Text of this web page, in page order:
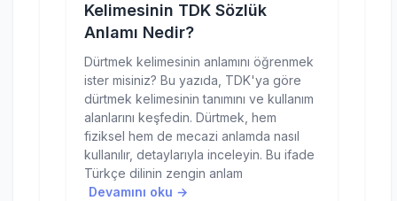
Kelimesinin TDK Sözlük
Anlamı Nedir?
Dürtmek kelimesinin anlamını öğrenmek
ister misiniz? Bu yazıda, TDK'ya göre
dürtmek kelimesinin tanımını ve kullanım
alanlarını keşfedin. Dürtmek, hem
fiziksel hem de mecazi anlamda nasıl
kullanılır, detaylarıyla inceleyin. Bu ifade
Türkçe dilinin zengin anlam
Devamını oku →